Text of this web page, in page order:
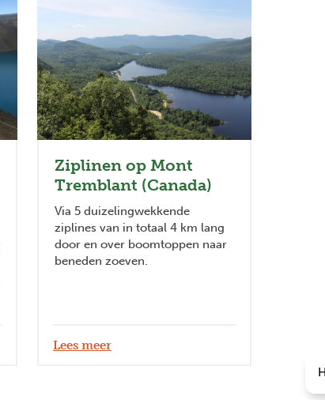
Ziplinen op Mont
Tremblant (Canada)
Via 5 duizelingwekkende
ziplines van in totaal 4 km lang
door en over boomtoppen naar
beneden zoeven.
Lees meer